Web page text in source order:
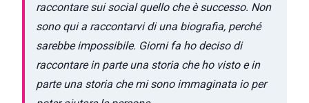
raccontare sui social quello che è successo. Non
sono qui a raccontarvi di una biografia, perché
sarebbe impossibile. Giorni fa ho deciso di
raccontare in parte una storia che ho visto e in
parte una storia che mi sono immaginata io per